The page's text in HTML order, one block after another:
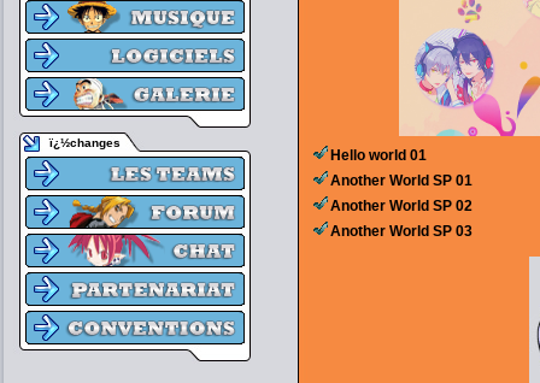
ï¿½changes
Hello world 01
Another World SP 01
Another World SP 02
Another World SP 03